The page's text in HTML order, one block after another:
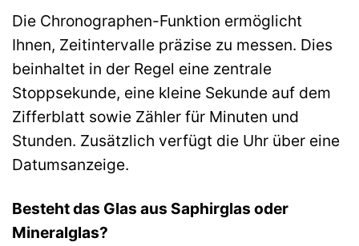
Die Chronographen-Funktion ermöglicht
Ihnen, Zeitintervalle präzise zu messen. Dies
beinhaltet in der Regel eine zentrale
Stoppsekunde, eine kleine Sekunde auf dem
Zifferblatt sowie Zähler für Minuten und
Stunden. Zusätzlich verfügt die Uhr über eine
Datumsanzeige.
Besteht das Glas aus Saphirglas oder
Mineralglas?